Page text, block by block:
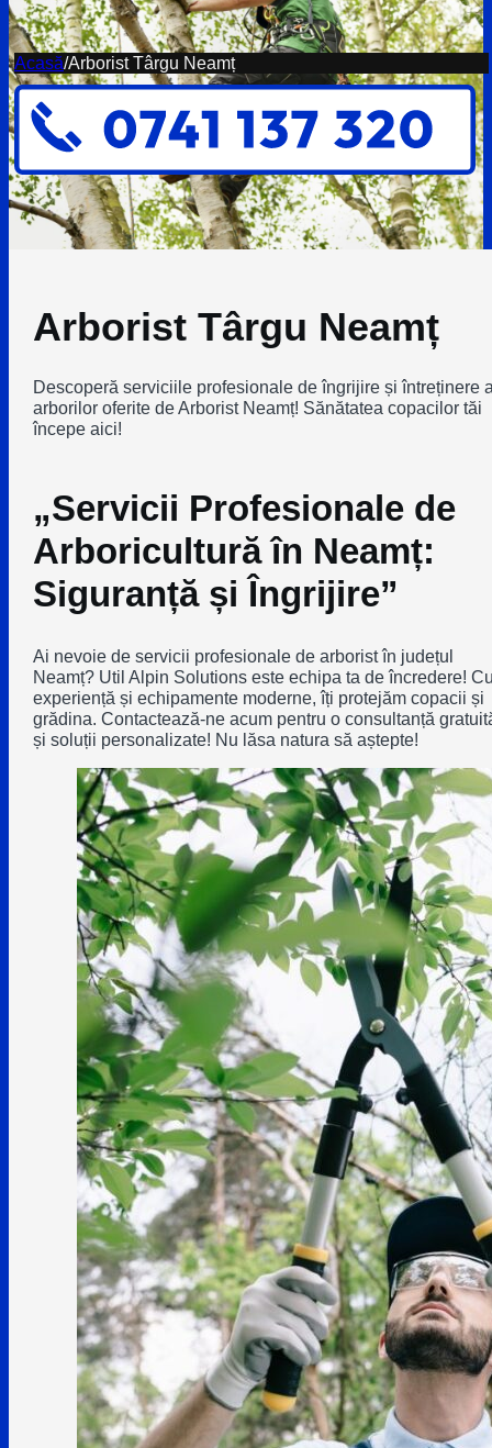
Acasă/Arborist Târgu Neamț
Arborist Târgu Neamț
Descoperă serviciile profesionale de îngrijire și întreținere
arborilor oferite de Arborist Neamț! Sănătatea copacilor tăi
începe aici!
„Servicii Profesionale de
Arboricultură în Neamț:
Siguranță și Îngrijire”
Ai nevoie de servicii profesionale de arborist în județul
Neamț? Util Alpin Solutions este echipa ta de încredere!
experiență și echipamente moderne, îți protejăm copacii și
grădina. Contactează-ne acum pentru o consultanță
și soluții personalizate! Nu lăsa natura să aștepte!